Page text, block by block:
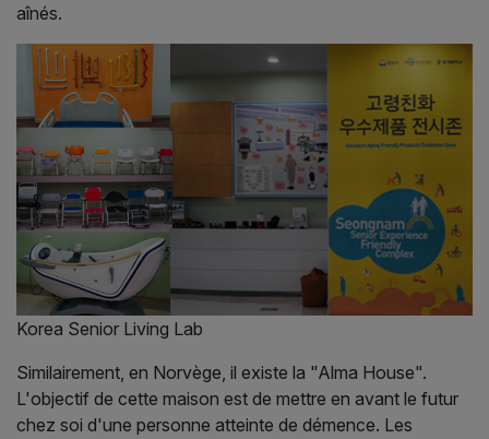
aînés.
Korea Senior Living Lab
Similairement, en Norvège, il existe la "Alma House".
L'objectif de cette maison est de mettre en avant le futur
chez soi d'une personne atteinte de démence. Les